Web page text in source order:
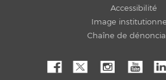
Accessibilité
Image
Chaîne de